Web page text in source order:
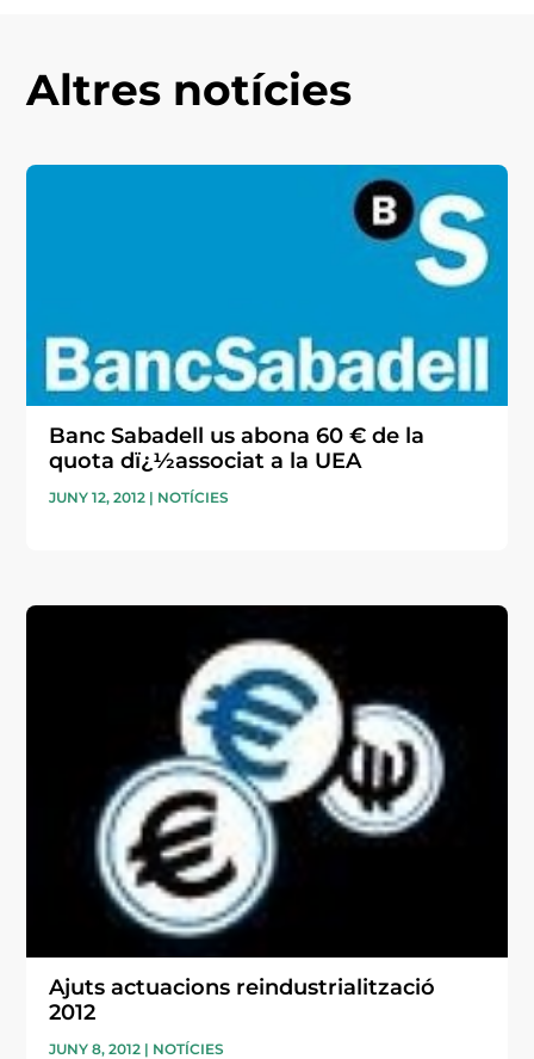
Altres notícies
Banc Sabadell us abona 60 € de la
quota dï¿½associat a la UEA
JUNY 12, 2012 | NOTÍCIES
Ajuts actuacions reindustrialització
2012
JUNY 8, 2012 | NOTÍCIES